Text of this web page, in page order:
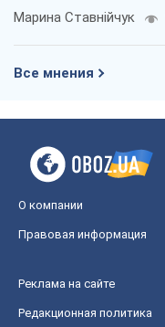
Марина Ставнійчук
Все мнения
О компании
Правовая информация
Реклама на сайте
Редакционная политика